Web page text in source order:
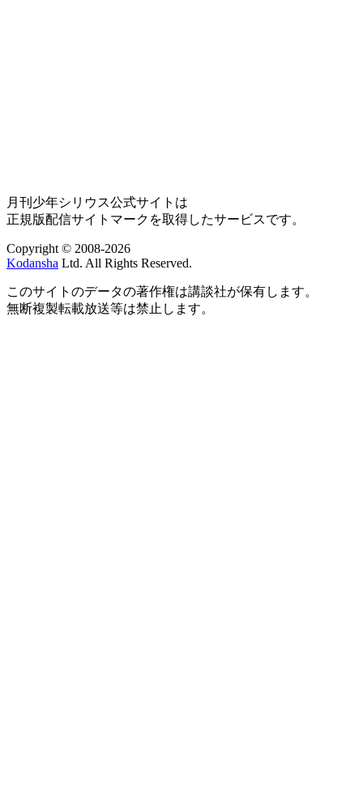
月刊少年シリウス公式サイトは
正規版配信サイトマークを取得したサービスです。
Copyright © 2008-2026
Kodansha Ltd. All Rights Reserved.
このサイトのデータの著作権は講談社が保有します。
無断複製転載放送等は禁止します。